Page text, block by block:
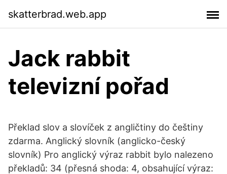
skatterbrad.web.app
Jack rabbit
televizní pořad
Překlad slov a slovíček z angličtiny do češtiny
zdarma. Anglický slovník (anglicko-český
slovník) Pro anglický výraz rabbit bylo nalezeno
překladů: 34 (přesná shoda: 4, obsahující výraz: